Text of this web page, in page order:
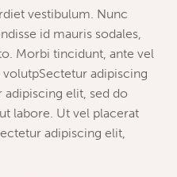
vestibulum. Nunc
id mauris sodales,
Morbi tincidunt, ante vel
adipiscing
elit, sed do
labore. Ut vel placerat
adipiscing elit,